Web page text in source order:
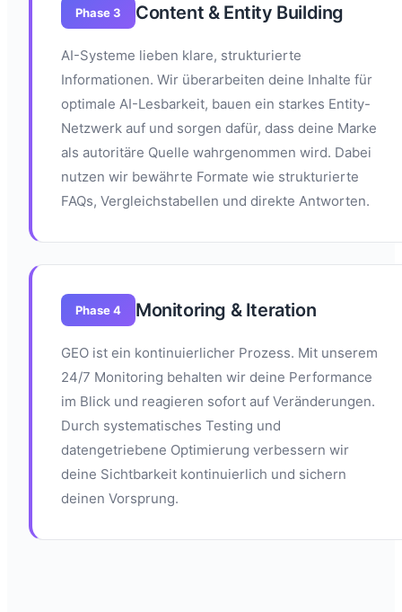
Phase 3 Content & Entity Building
AI-Systeme lieben klare, strukturierte
Informationen. Wir überarbeiten deine Inhalte für
optimale AI-Lesbarkeit, bauen ein starkes Entity-
Netzwerk auf und sorgen dafür, dass deine Marke
als autoritäre Quelle wahrgenommen wird. Dabei
nutzen wir bewährte Formate wie strukturierte
FAQs, Vergleichstabellen und direkte Antworten.
Phase 4 Monitoring & Iteration
GEO ist ein kontinuierlicher Prozess. Mit unserem
24/7 Monitoring behalten wir deine Performance
im Blick und reagieren sofort auf Veränderungen.
Durch systematisches Testing und
datengetriebene Optimierung verbessern wir
deine Sichtbarkeit kontinuierlich und sichern
deinen Vorsprung.